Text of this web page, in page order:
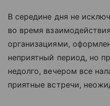
В середине дня не
во время
организациями,
неприятный период, но
недолго, вечером все
приятные встречи,